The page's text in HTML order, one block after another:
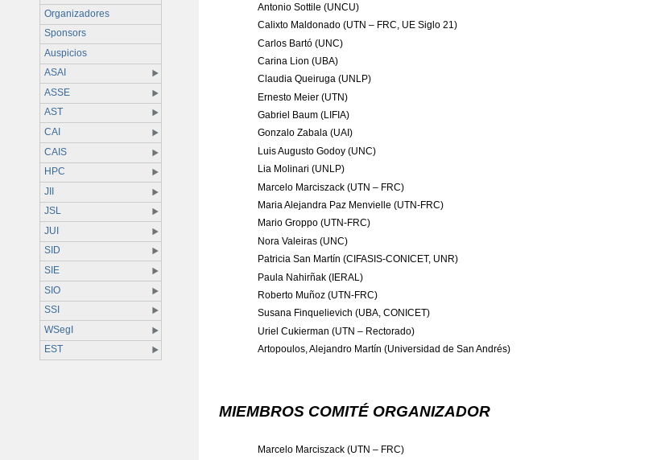
Organizadores
Sponsors
Auspicios
ASAI
ASSE
AST
CAI
CAIS
HPC
JII
JSL
JUI
SID
SIE
SIO
SSI
WSegI
EST
Antonio Sottile (UNCU)
Calixto Maldonado (UTN – FRC, UE Siglo 21)
Carlos Bartó (UNC)
Carina Lion (UBA)
Claudia Queiruga (UNLP)
Ernesto Meier (UTN)
Gabriel Baum (LIFIA)
Gonzalo Zabala (UAI)
Luis Augusto Godoy (UNC)
Lia Molinari (UNLP)
Marcelo Marciszack (UTN – FRC)
Maria Alejandra Paz Menvielle (UTN-FRC)
Mario Groppo (UTN-FRC)
Nora Valeiras (UNC)
Patricia San Martín (CIFASIS-CONICET, UNR)
Paula Nahirñak (IERAL)
Roberto Muñoz (UTN-FRC)
Susana Finquelievich (UBA, CONICET)
Uriel Cukierman (UTN – Rectorado)
Artopoulos, Alejandro Martín (Universidad de San Andrés)
MIEMBROS COMITÉ ORGANIZADOR
Marcelo Marciszack (UTN – FRC)